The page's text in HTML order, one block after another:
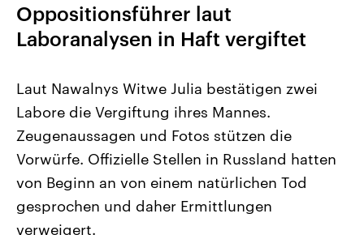
Landtagswahl Sachsen-Anhalt
2026
Alle Informationen
Sachsen-Anhalt wählt am 6.
September 2026 einen neuen
Bundesland von einer Koalition aus
USA
Aktuelle Beiträge,
Hintergründe
gehören die Vereinigten
Oppositionsführer laut
Laboranalysen in Haft vergiftet
Laut Nawalnys Witwe Julia bestätigen zwei
Labore die Vergiftung ihres Mannes.
Zeugenaussagen und Fotos stützen die
Vorwürfe. Offizielle Stellen in Russland hatten
von Beginn an von einem natürlichen Tod
gesprochen und daher Ermittlungen
verweigert.